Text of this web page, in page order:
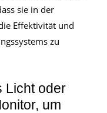
sie in der
Effektivität und
zu
Licht oder
um